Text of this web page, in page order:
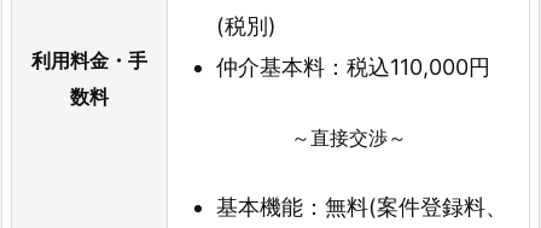
利用料金・手
数料
(税別)
仲介基本料：税込110,000円
～直接交渉～
基本機能：無料(案件登録料、